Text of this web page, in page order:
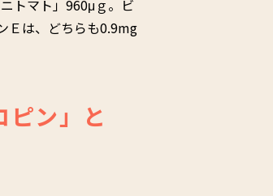
トマト」960μｇ。ビ
Ｅは、どちらも0.9mg
ン」と